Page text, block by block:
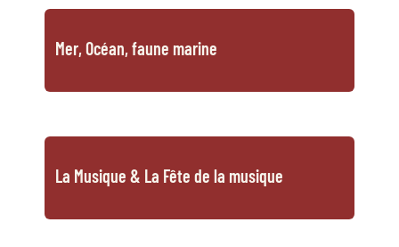
Mer, Océan, faune marine
La Musique & La Fête de la musique